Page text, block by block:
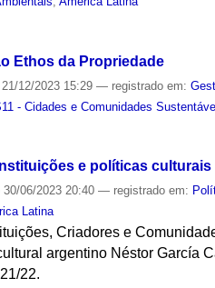
Ethos da Propriedade
21/12/2023 15:29— registrado em:
- Cidades e Comunidades
e políticas culturais
30/06/2023 20:40— registrado em:
Latina
Criadores e
argentino Néstor García
22.